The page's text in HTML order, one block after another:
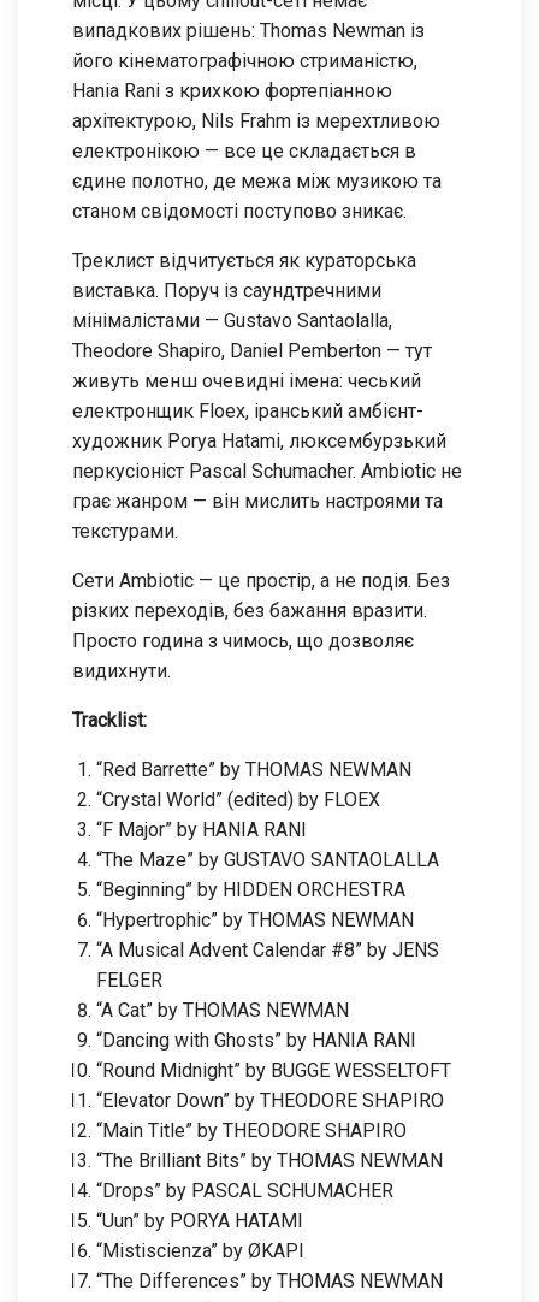
випадкових рішень: Thomas Newman із
його кінематографічною стриманістю,
Hania Rani з крихкою фортепіанною
архітектурою, Nils Frahm із мерехтливою
електронікою — все це складається в
єдине полотно, де межа між музикою та
станом свідомості поступово зникає.
Треклист відчитується як кураторська
виставка. Поруч із саундтречними
мінімалістами — Gustavo Santaolalla,
Theodore Shapiro, Daniel Pemberton — тут
живуть менш очевидні імена: чеський
електронщик Floex, іранський амбієнт-
художник Porya Hatami, люксембурзький
перкусіоніст Pascal Schumacher. Ambiotic не
грає жанром — він мислить настроями та
текстурами.
Сети Ambiotic — це простір, а не подія. Без
різких переходів, без бажання вразити.
Просто година з чимось, що дозволяє
видихнути.
Tracklist:
“Red Barrette” by THOMAS NEWMAN
“Crystal World” (edited) by FLOEX
“F Major” by HANIA RANI
“The Maze” by GUSTAVO SANTAOLALLA
“Beginning” by HIDDEN ORCHESTRA
“Hypertrophic” by THOMAS NEWMAN
“A Musical Advent Calendar #8” by JENS
FELGER
“A Cat” by THOMAS NEWMAN
“Dancing with Ghosts” by HANIA RANI
“Round Midnight” by BUGGE WESSELTOFT
“Elevator Down” by THEODORE SHAPIRO
“Main Title” by THEODORE SHAPIRO
“The Brilliant Bits” by THOMAS NEWMAN
“Drops” by PASCAL SCHUMACHER
“Uun” by PORYA HATAMI
“Mistiscienza” by ØKAPI
“The Differences” by THOMAS NEWMAN